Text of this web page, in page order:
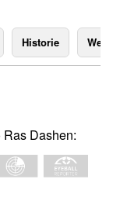
Historie
Dashen: